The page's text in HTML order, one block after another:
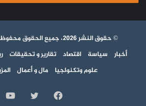
© حقوق النشر 2026، جميع الحقوق محفوظة |
أخبار
سياسة اقتصاد تقارير و تحقيقات
علوم وتكنولجيا
مال و أعمال
فيسبوك تويتر